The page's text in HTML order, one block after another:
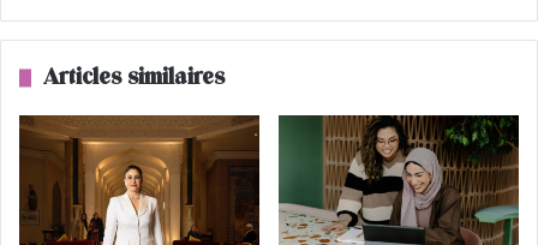
i
e
:
Articles similaires